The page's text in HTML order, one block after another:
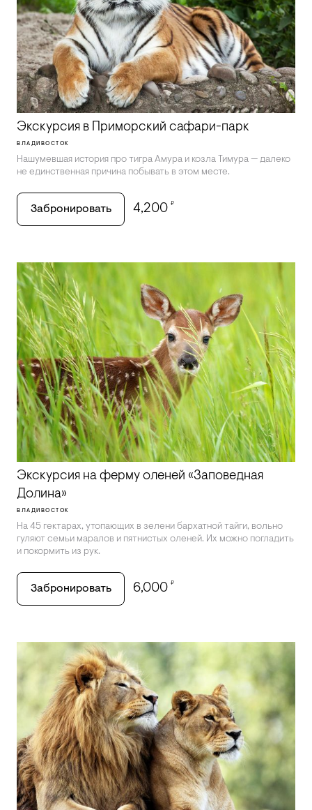
Экскурсия в Приморский сафари-парк
ВЛАДИВОСТОК
Нашумевшая история про тигра Амура и козла Тимура — далеко
не единственная причина побывать в этом месте.
Забронировать 4,200 ₽
Экскурсия на ферму оленей «Заповедная
Долина»
ВЛАДИВОСТОК
На 45 гектарах, утопающих в зелени бархатной тайги, вольно
гуляют семьи маралов и пятнистых оленей. Их можно погладить
и покормить из рук.
Забронировать 6,000 ₽